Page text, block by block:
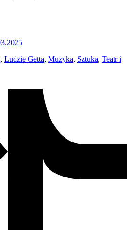
, Ludzie Getta, Muzyka, Sztuka, Teatr i